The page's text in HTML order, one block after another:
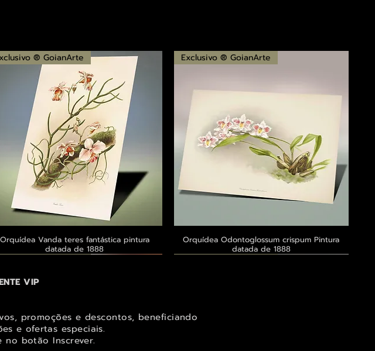
Visualização rápida
® GoianArte
Orquídea Vanda teres fantástica pintura
datada de 1888
Visualização rápida
Exclusivo ® GoianArte
Orquídea Odontoglossum crispum Pintura
datada de 1888
VIP
promoções e descontos, beneficiando
e ofertas especiais.
no botão Inscrever.